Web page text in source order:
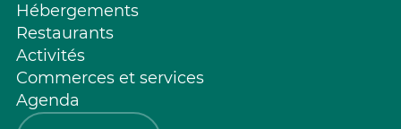
Hébergements
Restaurants
Activités
Commerces et services
Agenda